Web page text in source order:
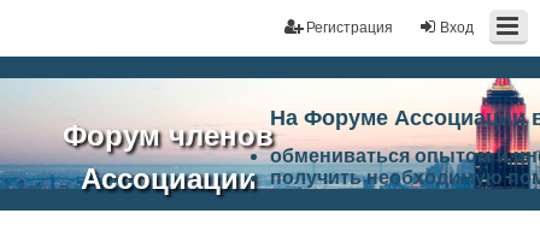
Вход
Регистрация
Форум членов
Ассоциации
На Форуме Ассоциации
обмениваться опытом и
получить необходимую